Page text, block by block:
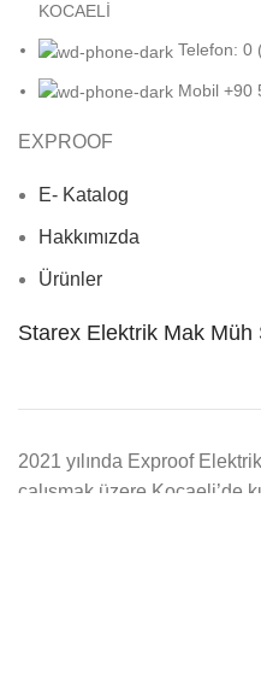
KOCAELİ
Telefon: 0
Mobil +90
EXPROOF
E- Katalog
Hakkımızda
Ürünler
Starex Elektrik Mak Müh
2021 yılında Exproof
çalışmak üzere Kocaeli’de